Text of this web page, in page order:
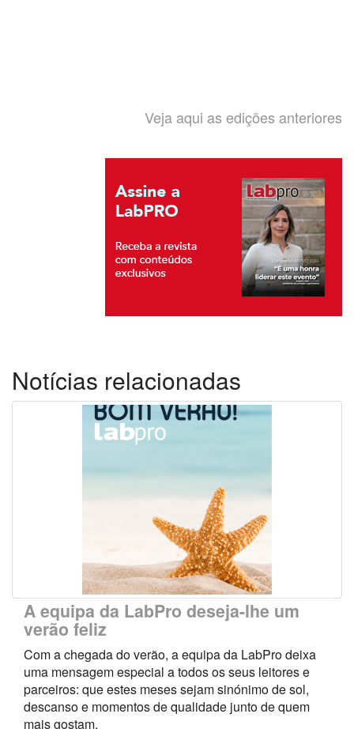
Veja aqui as edições anteriores
Notícias relacionadas
A equipa da LabPro deseja-lhe um
verão feliz
Com a chegada do verão, a equipa da LabPro deixa
uma mensagem especial a todos os seus leitores e
parceiros: que estes meses sejam sinónimo de sol,
descanso e momentos de qualidade junto de quem
mais gostam.